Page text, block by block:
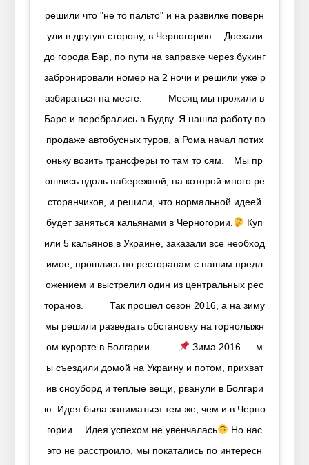
решили что "не то пальто" и на развилке поверн
ули в другую сторону, в Черногорию… Доехали
до города Бар, по пути на заправке через букинг
забронировали номер на 2 ночи и решили уже р
азбираться на месте.⠀ ⠀⠀ Месяц мы прожили в
Баре и перебрались в Будву. Я нашла работу по
продаже автобусных туров, а Рома начал потих
оньку возить трансферы то там то сям.⠀ Мы пр
ошлись вдоль набережной, на которой много ре
сторанчиков, и решили, что нормальной идеей
будет заняться кальянами в Черногории.
Куп
или 5 кальянов в Украине, заказали все необход
имое, прошлись по ресторанам с нашим предл
ожением и выстрелил один из центральных рес
торанов.⠀ ⠀⠀ Так прошел сезон 2016, а на зиму
мы решили разведать обстановку на горнолыжн
ом курорте в Болгарии.⠀ ⠀⠀
Зима 2016 — м
ы съездили домой на Украину и потом, прихват
ив сноуборд и теплые вещи, рванули в Болгари
ю. Идея была заниматься тем же, чем и в Черно
гории.⠀ Идея успехом не увенчалась
Но нас
это не расстроило, мы покатались по интересн